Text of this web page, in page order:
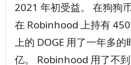
2021 年初受益。 在狗狗
在 Robinhood 上持有
上的 DOGE 用了一年多
亿。 Robinhood 用了不